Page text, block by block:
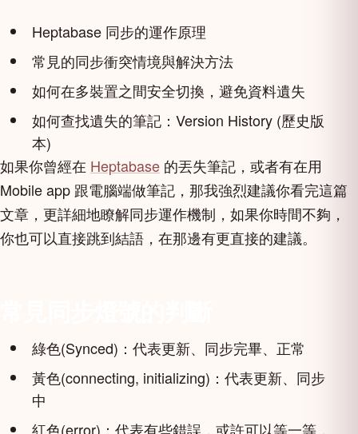
Heptabase 同步的運作原理
常見的同步衝突情境與解決方法
如何在多裝置之間安全切換，避免資料遺失
如何查找遺失的筆記：Version History (歷史版
本)
如果你曾經在 Heptabase 的丟失筆記，或者有在用
Mobile app 跟電腦端做筆記，那我強烈建議你看完這篇
文章，更詳細地瞭解同步運作機制，如果你時間不夠，
你也可以直接跳到結語，在那邊有更直接的建議。
綠色(Synced)：代表更新、同步完畢、正常
黃色(connecting, initializing)：代表更新、同步
中
紅色(error)：代表有些錯誤，或許可以等一等，